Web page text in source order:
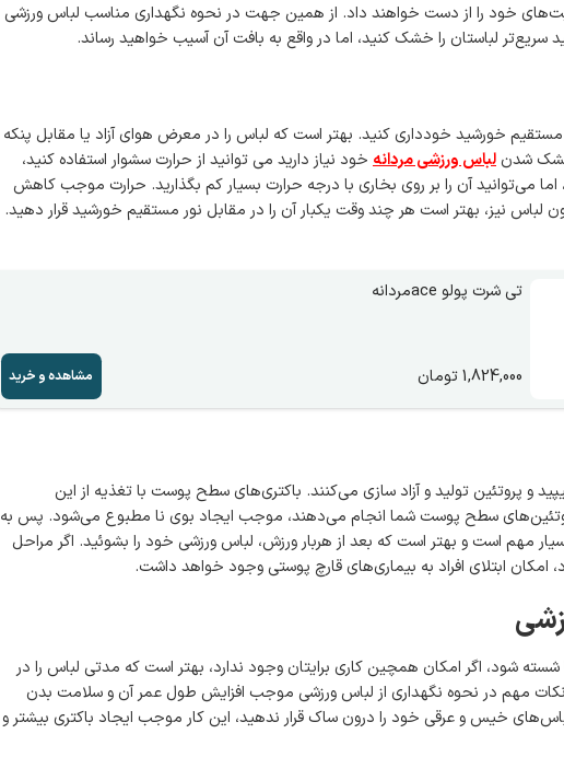
خود را از دست خواهند داد. از همین جهت در نحوه نگهداری مناسب لباس ورزشی
سریع‌تر لباستان را خشک کنید، اما در واقع به بافت آن آسیب خواهید رساند.
خورشید خودداری کنید. بهتر است که لباس را در معرض هوای آزاد یا مقابل پنکه
خشک شدن لباس ورزشی مردانه خود نیاز دارید می توانید از حرارت سشوار استفاده کنید،
می‌توانید آن را بر روی بخاری با درجه حرارت بسیار کم بگذارید. حرارت موجب کاهش
نیز، بهتر است هر چند وقت یکبار آن را در مقابل نور مستقیم خورشید قرار دهید.
تی شرت پولو aceمردانه
1,824,000تومان مشاهده و خرید
و پروتئین تولید و آزاد سازی می‌کنند. باکتری‌های سطح پوست با تغذیه از این
پروتئین‌های سطح پوست شما انجام می‌دهند، موجب ایجاد بوی نا مطبوع می‌شود. پس به
مهم است و بهتر است که بعد از هربار ورزش، لباس ورزشی خود را بشوئید. اگر مراحل
امکان ابتلای افراد به بیماری‌های قارچ پوستی وجود خواهد داشت.
شود، اگر امکان همچین کاری برایتان وجود ندارد، بهتر است که مدتی لباس را در
مهم در نحوه نگهداری از لباس ورزشی موجب افزایش طول عمر آن و سلامت بدن
خیس و عرقی خود را درون ساک قرار ندهید، این کار موجب ایجاد باکتری بیشتر و